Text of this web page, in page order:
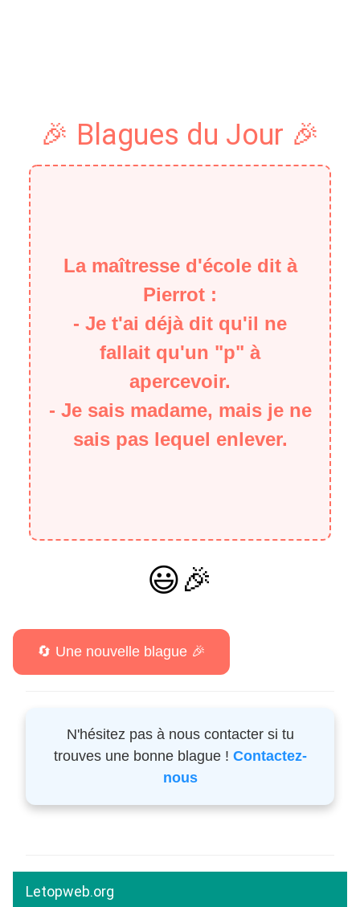
🎉 Blagues du Jour 🎉
La maîtresse d'école dit à
Pierrot :
- Je t'ai déjà dit qu'il ne
fallait qu'un "p" à
apercevoir.
- Je sais madame, mais je ne
sais pas lequel enlever.
😃🎉
N'hésitez pas à nous contacter si tu
trouves une bonne blague ! Contactez-
nous
Letopweb.org